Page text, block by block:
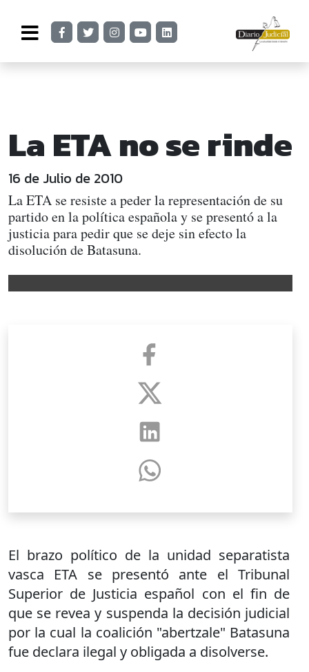
La ETA no se rinde
16 de Julio de 2010
La ETA se resiste a peder la representación de su
partido en la política española y se presentó a la
justicia para pedir que se deje sin efecto la
disolución de Batasuna.
El brazo político de la unidad separatista
vasca ETA se presentó ante el Tribunal
Superior de Justicia español con el fin de
que se revea y suspenda la decisión judicial
por la cual la coalición "abertzale" Batasuna
fue declara ilegal y obligada a disolverse.